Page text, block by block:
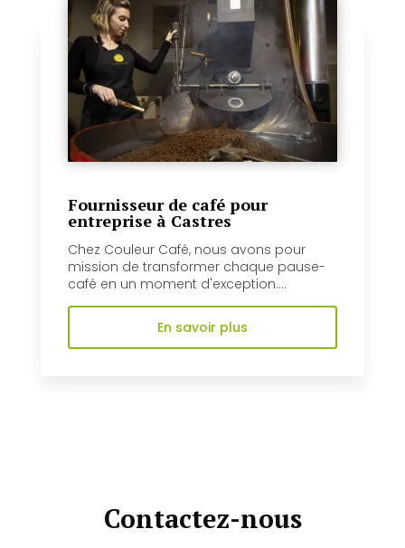
Fournisseur de café pour
entreprise à Castres
Chez Couleur Café, nous avons pour
mission de transformer chaque pause-
café en un moment d'exception....
En savoir plus
Contactez-nous